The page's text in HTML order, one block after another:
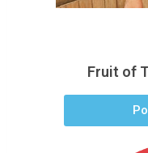
Fruit of